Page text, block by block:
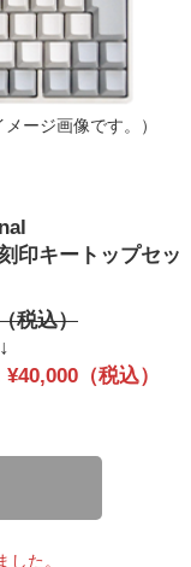
ージ画像です。）
印キートップセッ
税込）
↓
（税込）
た。